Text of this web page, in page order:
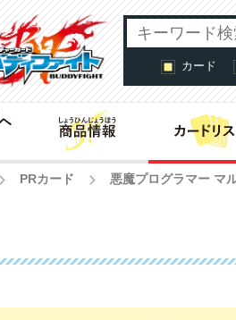
カード
PRカード 悪魔プログラマー マ